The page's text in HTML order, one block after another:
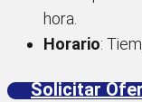
hora.
Horario:
Solicitar